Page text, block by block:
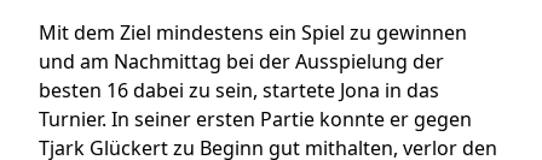
Mit dem Ziel mindestens ein Spiel zu gewinnen
und am Nachmittag bei der Ausspielung der
besten 16 dabei zu sein, startete Jona in das
Turnier. In seiner ersten Partie konnte er gegen
Tjark Glückert zu Beginn gut mithalten, verlor den